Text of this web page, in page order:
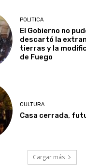
POLITICA
El Gobierno no
descartó la
tierras y la
de Fuego
CULTURA
Casa cerrada,
Cargar más